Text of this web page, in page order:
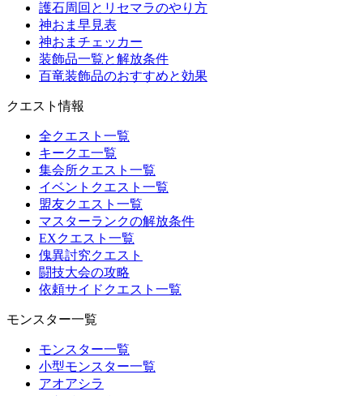
護石周回とリセマラのやり方
神おま早見表
神おまチェッカー
装飾品一覧と解放条件
百竜装飾品のおすすめと効果
クエスト情報
全クエスト一覧
キークエ一覧
集会所クエスト一覧
イベントクエスト一覧
盟友クエスト一覧
マスターランクの解放条件
EXクエスト一覧
傀異討究クエスト
闘技大会の攻略
依頼サイドクエスト一覧
モンスター一覧
モンスター一覧
小型モンスター一覧
アオアシラ